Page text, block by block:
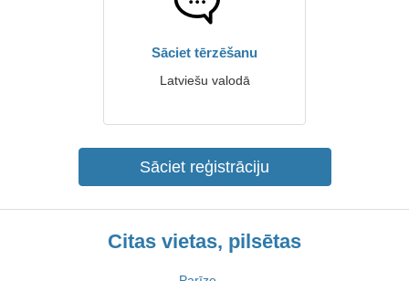
Sāciet tērzēšanu
Latviešu valodā
Sāciet reģistrāciju
Citas vietas, pilsētas